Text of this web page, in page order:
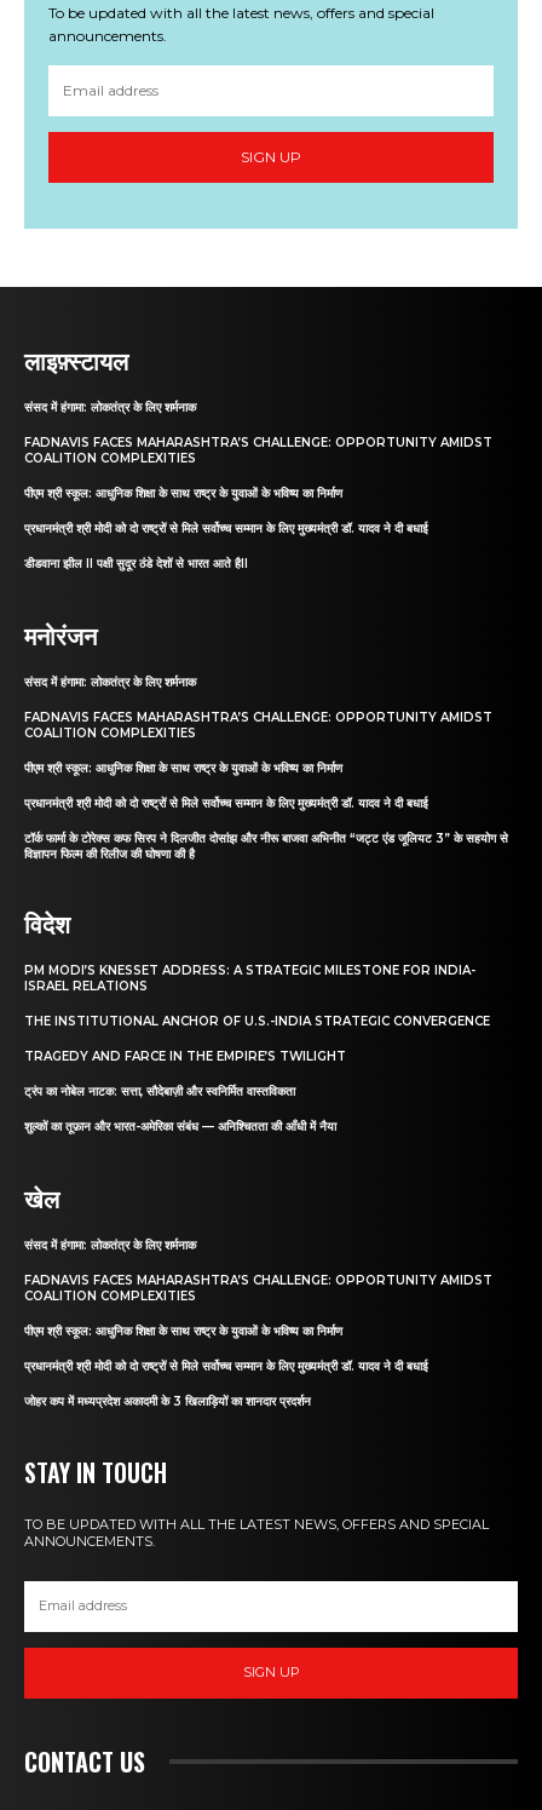
To be updated with all the latest news, offers and special
announcements.
SIGN UP
लाइफ़्स्टायल
संसद में हंगामा: लोकतंत्र के लिए शर्मनाक
FADNAVIS FACES MAHARASHTRA’S CHALLENGE: OPPORTUNITY AMIDST
COALITION COMPLEXITIES
पीएम श्री स्कूल: आधुनिक शिक्षा के साथ राष्ट्र के युवाओं के भविष्य का निर्माण
प्रधानमंत्री श्री मोदी को दो राष्ट्रों से मिले सर्वोच्च सम्मान के लिए मुख्यमंत्री डॉ. यादव ने दी बधाई
डीडवाना झील II पक्षी सुदूर ठंडे देशों से भारत आते हैII
मनोरंजन
संसद में हंगामा: लोकतंत्र के लिए शर्मनाक
FADNAVIS FACES MAHARASHTRA’S CHALLENGE: OPPORTUNITY AMIDST
COALITION COMPLEXITIES
पीएम श्री स्कूल: आधुनिक शिक्षा के साथ राष्ट्र के युवाओं के भविष्य का निर्माण
प्रधानमंत्री श्री मोदी को दो राष्ट्रों से मिले सर्वोच्च सम्मान के लिए मुख्यमंत्री डॉ. यादव ने दी बधाई
टॉर्क फार्मा के टोरेक्स कफ सिरप ने दिलजीत दोसांझ और नीरू बाजवा अभिनीत “जट्ट एंड जूलियट 3” के सहयोग से
विज्ञापन फिल्म की रिलीज की घोषणा की है
विदेश
PM MODI’S KNESSET ADDRESS: A STRATEGIC MILESTONE FOR INDIA-
ISRAEL RELATIONS
THE INSTITUTIONAL ANCHOR OF U.S.-INDIA STRATEGIC CONVERGENCE
TRAGEDY AND FARCE IN THE EMPIRE’S TWILIGHT
ट्रंप का नोबेल नाटक: सत्ता, सौदेबाज़ी और स्वनिर्मित वास्तविकता
शुल्कों का तूफ़ान और भारत-अमेरिका संबंध — अनिश्चितता की आँधी में नैया
खेल
संसद में हंगामा: लोकतंत्र के लिए शर्मनाक
FADNAVIS FACES MAHARASHTRA’S CHALLENGE: OPPORTUNITY AMIDST
COALITION COMPLEXITIES
पीएम श्री स्कूल: आधुनिक शिक्षा के साथ राष्ट्र के युवाओं के भविष्य का निर्माण
प्रधानमंत्री श्री मोदी को दो राष्ट्रों से मिले सर्वोच्च सम्मान के लिए मुख्यमंत्री डॉ. यादव ने दी बधाई
जोहर कप में मध्यप्रदेश अकादमी के 3 खिलाड़ियों का शानदार प्रदर्शन
STAY IN TOUCH
TO BE UPDATED WITH ALL THE LATEST NEWS, OFFERS AND SPECIAL
ANNOUNCEMENTS.
SIGN UP
CONTACT US